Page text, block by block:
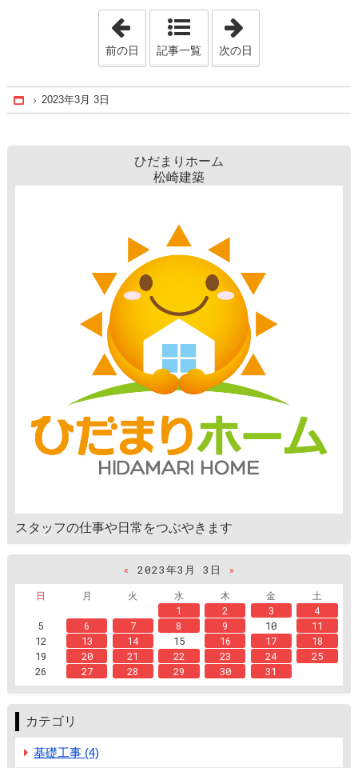
「2023年3月 2日」
前の日 記事一覧 次の日
Home
2023年3月 3日
ひだまりホーム
松崎建築
スタッフの仕事や日常をつぶやきます
« 2023年3月 3日
»
日
月 火 水 木 金
土
1
2 3
4
5
6 7 8 9 10
11
12
13 14 15 16 17
18
19
20 21 22 23 24
25
26
27 28 29 30 31
カテゴリ
基礎工事 (4)